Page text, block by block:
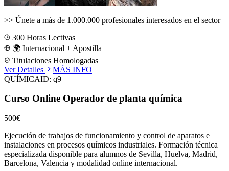
>> Únete a más de 1.000.000 profesionales interesados en el sector
300 Horas Lectivas
🌍 Internacional + Apostilla
Titulaciones Homologadas
Ver Detalles
MÁS INFO
QUÍMICAID: q9
Curso Online Operador de planta química
500€
Ejecución de trabajos de funcionamiento y control de aparatos e
instalaciones en procesos químicos industriales. Formación técnica
especializada disponible para alumnos de Sevilla, Huelva, Madrid,
Barcelona, Valencia y modalidad online internacional.